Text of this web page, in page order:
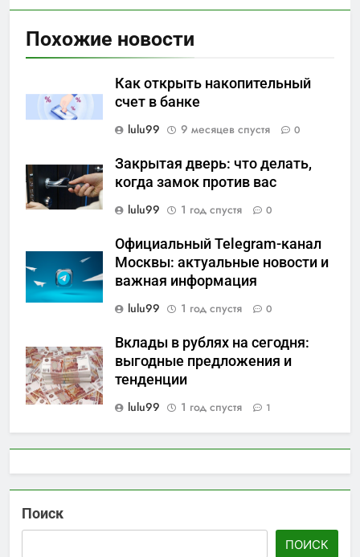
Похожие новости
Как открыть накопительный
счет в банке
lulu99
9 месяцев спустя 0
Закрытая дверь: что делать,
когда замок против вас
lulu99
1 год спустя 0
Официальный Telegram-канал
Москвы: актуальные новости и
важная информация
lulu99
1 год спустя 0
Вклады в рублях на сегодня:
выгодные предложения и
тенденции
lulu99
1 год спустя 1
Поиск
ПОИСК